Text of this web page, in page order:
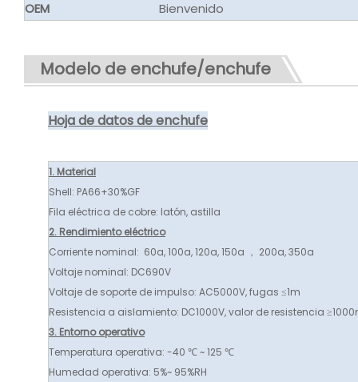
OEM
Bienvenido
Modelo de enchufe/enchufe
Hoja de datos de enchufe
1. Material
Shell: PA66+30%GF
Fila eléctrica de cobre: ​​latón, astilla
2. Rendimiento eléctrico
Corriente nominal: 60a, 100a, 120a, 150a ， 200a, 350a
Voltaje nominal: DC690V
Voltaje de soporte de impulso: AC5000V, fugas ≤1m
Resistencia a aislamiento: DC1000V, valor de resistencia
3. Entorno operativo
Temperatura operativa: -40 ℃ ~ 125 ℃
Humedad operativa: 5%~ 95%RH